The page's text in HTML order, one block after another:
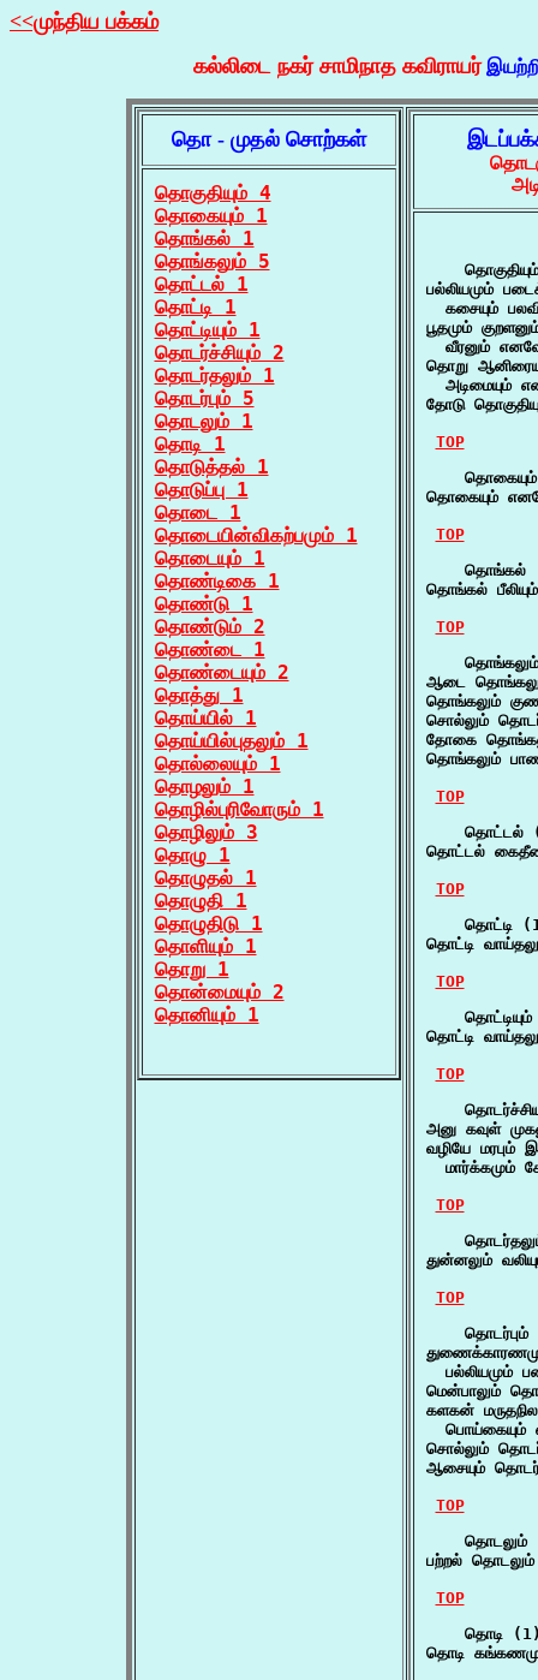
<<முந்திய பக்கம்
கல்லிடை நகர் சாமிநாத கவிராயர்
தொ - முதல் சொற்கள்
தொகுதியும் 4
தொகையும் 1
தொங்கல் 1
தொங்கலும் 5
தொட்டல் 1
தொட்டி 1
தொட்டியும் 1
தொடர்ச்சியும் 2
தொடர்தலும் 1
தொடர்பும் 5
தொடலும் 1
தொடி 1
தொடுத்தல் 1
தொடுப்பு 1
தொடை 1
தொடையின்விகற்பமும் 1
தொடையும் 1
தொண்டிகை 1
தொண்டு 1
தொண்டும் 2
தொண்டை 1
தொண்டையும் 2
தொத்து 1
தொய்யில் 1
தொய்யில்புதலும் 1
தொல்லையும் 1
தொழலும் 1
தொழில்புரிவோரும் 1
தொழிலும் 3
தொழு 1
தொழுதல் 1
தொழுதி 1
தொழுதிடு 1
தொளியும் 1
தொறு 1
தொன்மையும் 2
தொனியும் 1
பல்லியமும்
கசையும்
பூதமும்
வீரனும்
தொறு
அடிமையும்
தோடு
TOP
தொகையும்
TOP
தொங்கல்
தொங்கல்
TOP
ஆடை
தொங்கலும்
சொல்லும்
தோகை
தொங்கலும்
TOP
தொட்டல்
தொட்டல்
TOP
தொட்டி
தொட்டி
TOP
தொட்டியும்
தொட்டி
TOP
அனு கவுள்
வழியே மரபும்
மார்க்கமும்
TOP
துன்னலும்
TOP
தொடர்பும்
பல்லியமும்
மென்பாலும்
களகன்
பொய்கையும்
சொல்லும்
ஆசையும்
TOP
தொடலும்
பற்றல்
TOP
தொடி
தொடி